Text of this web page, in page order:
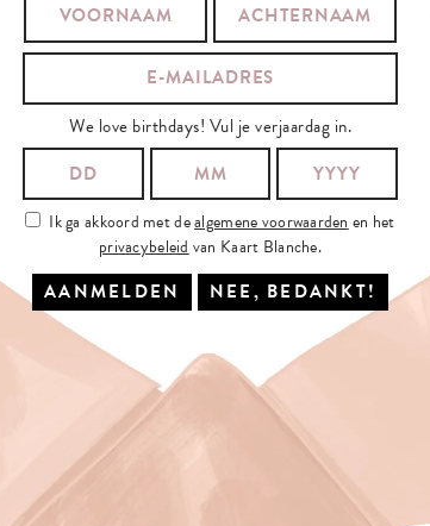
BEKIJK OOK ONZE GIFT-TAGS
We love birthdays! Vul je verjaardag in.
Ik ga akkoord met dealgemene voorwaardenen het
privacybeleidvan Kaart Blanche.